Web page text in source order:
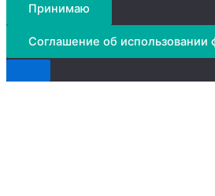
Принимаю
Соглашение об использовании